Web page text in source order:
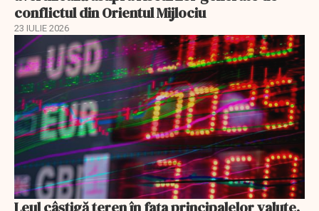
conflictul din Orientul Mijlociu
23 IULIE 2026